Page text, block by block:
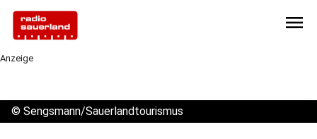
menu
Anzeige
© Sengsmann/Sauerlandtourismus